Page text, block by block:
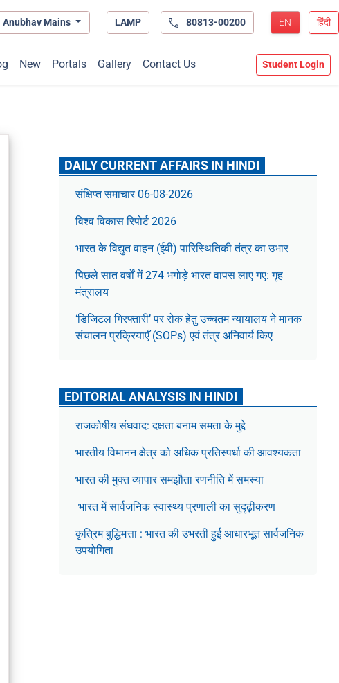
Anubhav Mains LAMP 80813-00200 EN हिंदी
New Portals Gallery Contact Us Student Login
DAILY CURRENT AFFAIRS IN HINDI
संक्षिप्त समाचार 06-08-2026
विश्व विकास रिपोर्ट 2026
भारत के विद्युत वाहन (ईवी) पारिस्थितिकी तंत्र का उभार
पिछले सात वर्षों में 274 भगोड़े भारत वापस लाए गए: गृह
मंत्रालय
‘डिजिटल गिरफ्तारी’ पर रोक हेतु उच्चतम न्यायालय ने मानक
संचालन प्रक्रियाएँ (SOPs) एवं तंत्र अनिवार्य किए
EDITORIAL ANALYSIS IN HINDI
राजकोषीय संघवाद: दक्षता बनाम समता के मुद्दे
भारतीय विमानन क्षेत्र को अधिक प्रतिस्पर्धा की आवश्यकता
भारत की मुक्त व्यापार समझौता रणनीति में समस्या
भारत में सार्वजनिक स्वास्थ्य प्रणाली का सुदृढ़ीकरण
कृत्रिम बुद्धिमत्ता : भारत की उभरती हुई आधारभूत सार्वजनिक
उपयोगिता